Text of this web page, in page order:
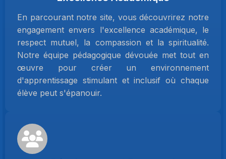
En parcourant notre site, vous découvrirez notre
engagement envers l'excellence académique, le
respect mutuel, la compassion et la spiritualité.
Notre équipe pédagogique dévouée met tout en
œuvre pour créer un environnement
d'apprentissage stimulant et inclusif où chaque
élève peut s'épanouir.